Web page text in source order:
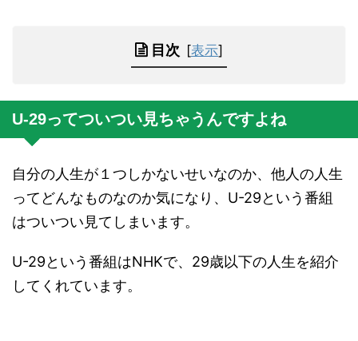
目次 [表示]
U-29ってついつい見ちゃうんですよね
自分の人生が１つしかないせいなのか、他人の人生
ってどんなものなのか気になり、U-29という番組
はついつい見てしまいます。
U-29という番組はNHKで、29歳以下の人生を紹介
してくれています。